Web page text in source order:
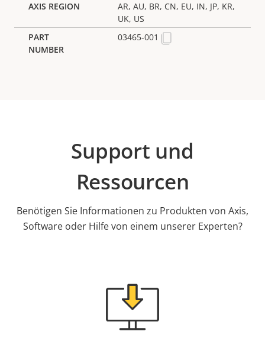
AR, AU, BR, CN, EU, IN, JP, KR,
UK, US
03465-001
Support und
Ressourcen
Benötigen Sie Informationen zu Produkten von Axis,
Software oder Hilfe von einem unserer Experten?